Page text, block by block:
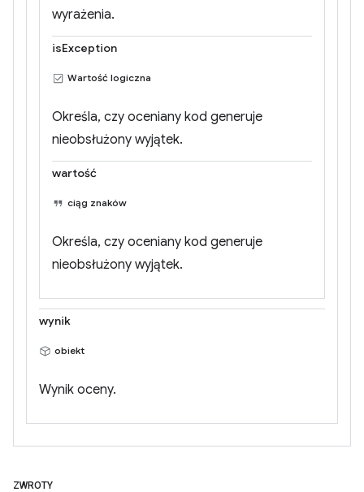
wyrażenia.
isException
Wartość logiczna
Określa, czy oceniany kod generuje
nieobsłużony wyjątek.
wartość
ciąg znaków
Określa, czy oceniany kod generuje
nieobsłużony wyjątek.
wynik
obiekt
Wynik oceny.
ZWROTY